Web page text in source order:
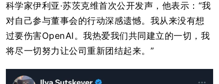
科学家伊利亚·苏茨克维首次公开发声，他表示：“我
对自己参与董事会的行动深感遗憾。我从来没有想
过要伤害OpenAI。我热爱我们共同建立的一切，我
将尽一切努力让公司重新团结起来。”